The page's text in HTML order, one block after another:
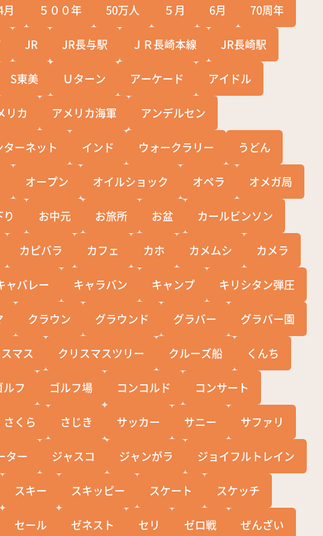
月 ５００年 50万人 ５月 6月 70周年
JR JR長与駅 ＪＲ長崎本線 JR長崎駅
S東美 Ｕターン アーケード アイドル
リカ アメリカ海軍 アンデルセン
ターネット インド ウォークラリー うどん
オープン オイルショック オペラ オメガ局
お中元 お旅所 お盆 カールビンソン
カピバラ カフェ カホ カメムシ カメラ
ャバレー キャラバン キャンプ キリシタン弾圧
クラウン グラウンド グラバー グラバー園
マス クリスマスツリー クルーズ船 くんち
ルフ ゴルフ場 コンコルド コンサート
さくら さじき サッカー サニー サファリ
ター ジャスコ ジャンがラ ジョイフルトレイン
スキー スキッピー スケート スケッチ
セール ゼネスト セリ ゼロ戦 ぜんざい